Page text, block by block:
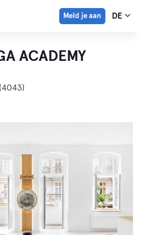
Meld je aan DE
ACADEMY
(4043)